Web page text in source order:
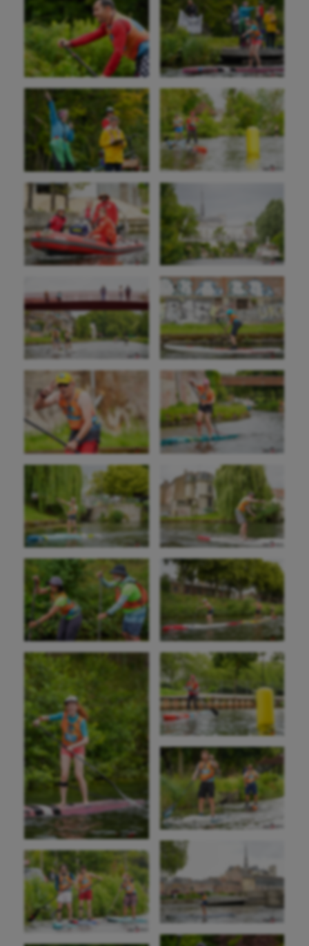
Aéronautique
Auto
Aviron
Balle à la main
Ballon au poing
Baseball
Billard
Boules lyonnaises
Canoë-kayak
Cerf Volant
Cheerleading
Course à pied
Cyclisme
Danse
Equitation
Escalade
Escrime
Fitness
Flag football
Football américain
Futsal